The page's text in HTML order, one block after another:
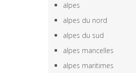
alpes
alpes du nord
alpes du sud
alpes mancelles
alpes maritimes